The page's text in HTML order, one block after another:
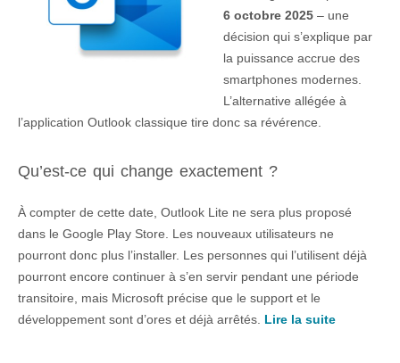
6 octobre 2025 – une
décision qui s’explique par
la puissance accrue des
smartphones modernes.
L’alternative allégée à
l’application Outlook classique tire donc sa révérence.
Qu’est-ce qui change exactement ?
À compter de cette date, Outlook Lite ne sera plus proposé
dans le Google Play Store. Les nouveaux utilisateurs ne
pourront donc plus l’installer. Les personnes qui l’utilisent déjà
pourront encore continuer à s’en servir pendant une période
transitoire, mais Microsoft précise que le support et le
développement sont d’ores et déjà arrêtés. Lire la suite